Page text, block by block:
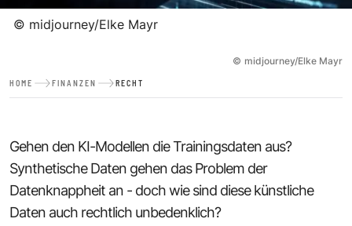
© midjourney/Elke Mayr
© midjourney/Elke Mayr
HOME FINANZEN RECHT
Gehen den KI-Modellen die Trainingsdaten aus?
Synthetische Daten gehen das Problem der
Datenknappheit an - doch wie sind diese künstliche
Daten auch rechtlich unbedenklich?